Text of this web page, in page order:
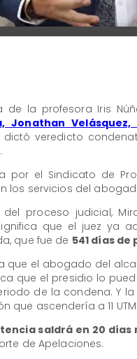
de la profesora Iris
Jonathan
dictó veredicto
por el Sindicato de
los servicios del
proceso judicial,
que el juez ya
que fue de 541 días
que el abogado del
que el presidio lo
de la condena. Y
que ascendería a 11
saldrá en 20 días
de Apelaciones.